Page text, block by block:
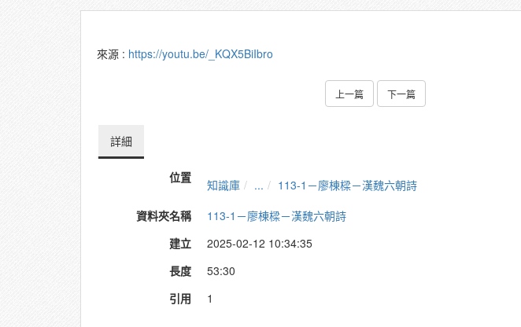
來源 : https://youtu.be/_KQX5BiIbro
上一篇 下一篇
詳細
位置 知識庫 ...
113-1－廖棟樑－漢魏六朝詩
資料夾名稱
113-1－廖棟樑－漢魏六朝詩
建立
2025-02-12 10:34:35
長度
53:30
引用
1